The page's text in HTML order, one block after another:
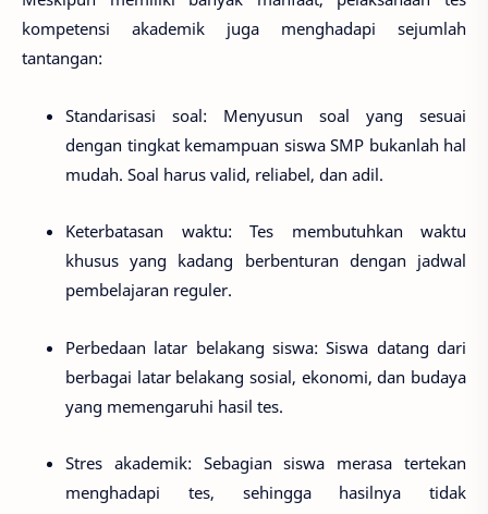
kompetensi akademik juga menghadapi sejumlah
tantangan:
Standarisasi soal: Menyusun soal yang sesuai
dengan tingkat kemampuan siswa SMP bukanlah hal
mudah. Soal harus valid, reliabel, dan adil.
Keterbatasan waktu: Tes membutuhkan waktu
khusus yang kadang berbenturan dengan jadwal
pembelajaran reguler.
Perbedaan latar belakang siswa: Siswa datang dari
berbagai latar belakang sosial, ekonomi, dan budaya
yang memengaruhi hasil tes.
Stres akademik: Sebagian siswa merasa tertekan
menghadapi tes, sehingga hasilnya tidak